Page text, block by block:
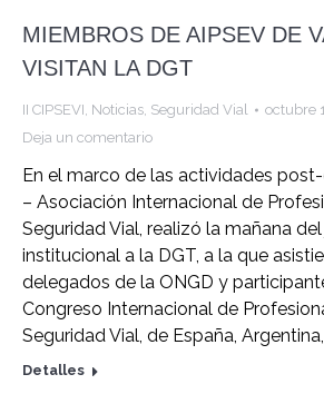
MIEMBROS DE AIPSEV DE
VISITAN LA DGT
II CIPSEVI, Noticias, Seguridad Vial
octubre
Deja un comentario
En el marco de las actividades
– Asociación Internacional de
Seguridad Vial, realizó la mañana
institucional a la DGT, a la que
delegados de la ONGD y
Congreso Internacional de
Seguridad Vial, de España,
Detalles